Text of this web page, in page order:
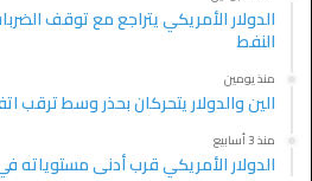
الدولار الأمريكي يتراجع مع توقف
النفط
منذ يومين
الين والدولار يتحركان بحذر وسط ترقب
منذ 3 أسابيع
الدولار الأمريكي قرب أدنى مستوياته